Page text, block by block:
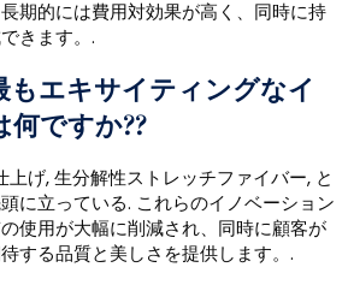
期的には費用対効果が高く、同時に持
きます。.
もエキサイティングなイ
何ですか??
げ, 生分解性ストレッチファイバー, と
に立っている. これらのイノベーション
使用が大幅に削減され、同時に顧客が
する品質と美しさを提供します。.